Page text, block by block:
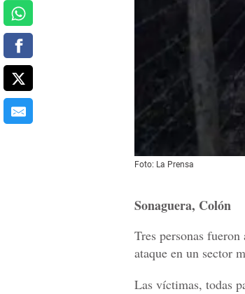
Foto: La Prensa
Sonaguera, Colón
Tres personas
ataque en un sector
Las víctimas, todas